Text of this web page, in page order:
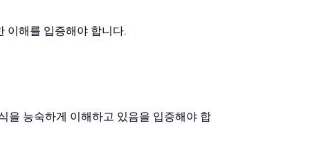
이해를 입증해야 합니다.
을 능숙하게 이해하고 있음을 입증해야 합